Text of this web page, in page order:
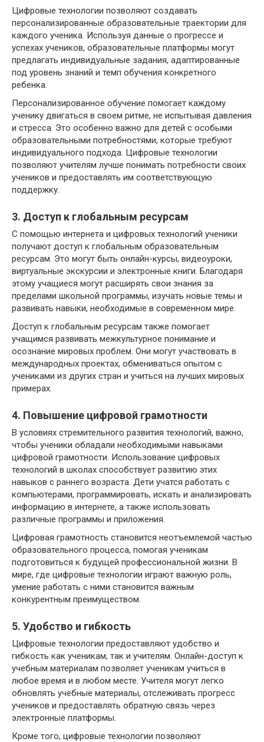
Цифровые технологии позволяют создавать
персонализированные образовательные траектории для
каждого ученика. Используя данные о прогрессе и
успехах учеников, образовательные платформы могут
предлагать индивидуальные задания, адаптированные
под уровень знаний и темп обучения конкретного
ребенка.
Персонализированное обучение помогает каждому
ученику двигаться в своем ритме, не испытывая давления
и стресса. Это особенно важно для детей с особыми
образовательными потребностями, которые требуют
индивидуального подхода. Цифровые технологии
позволяют учителям лучше понимать потребности своих
учеников и предоставлять им соответствующую
поддержку.
3. Доступ к глобальным ресурсам
С помощью интернета и цифровых технологий ученики
получают доступ к глобальным образовательным
ресурсам. Это могут быть онлайн-курсы, видеоуроки,
виртуальные экскурсии и электронные книги. Благодаря
этому учащиеся могут расширять свои знания за
пределами школьной программы, изучать новые темы и
развивать навыки, необходимые в современном мире.
Доступ к глобальным ресурсам также помогает
учащимся развивать межкультурное понимание и
осознание мировых проблем. Они могут участвовать в
международных проектах, обмениваться опытом с
учениками из других стран и учиться на лучших мировых
примерах.
4. Повышение цифровой грамотности
В условиях стремительного развития технологий, важно,
чтобы ученики обладали необходимыми навыками
цифровой грамотности. Использование цифровых
технологий в школах способствует развитию этих
навыков с раннего возраста. Дети учатся работать с
компьютерами, программировать, искать и анализировать
информацию в интернете, а также использовать
различные программы и приложения.
Цифровая грамотность становится неотъемлемой частью
образовательного процесса, помогая ученикам
подготовиться к будущей профессиональной жизни. В
мире, где цифровые технологии играют важную роль,
умение работать с ними становится важным
конкурентным преимуществом.
5. Удобство и гибкость
Цифровые технологии предоставляют удобство и
гибкость как ученикам, так и учителям. Онлайн-доступ к
учебным материалам позволяет ученикам учиться в
любое время и в любом месте. Учителя могут легко
обновлять учебные материалы, отслеживать прогресс
учеников и предоставлять обратную связь через
электронные платформы.
Кроме того, цифровые технологии позволяют